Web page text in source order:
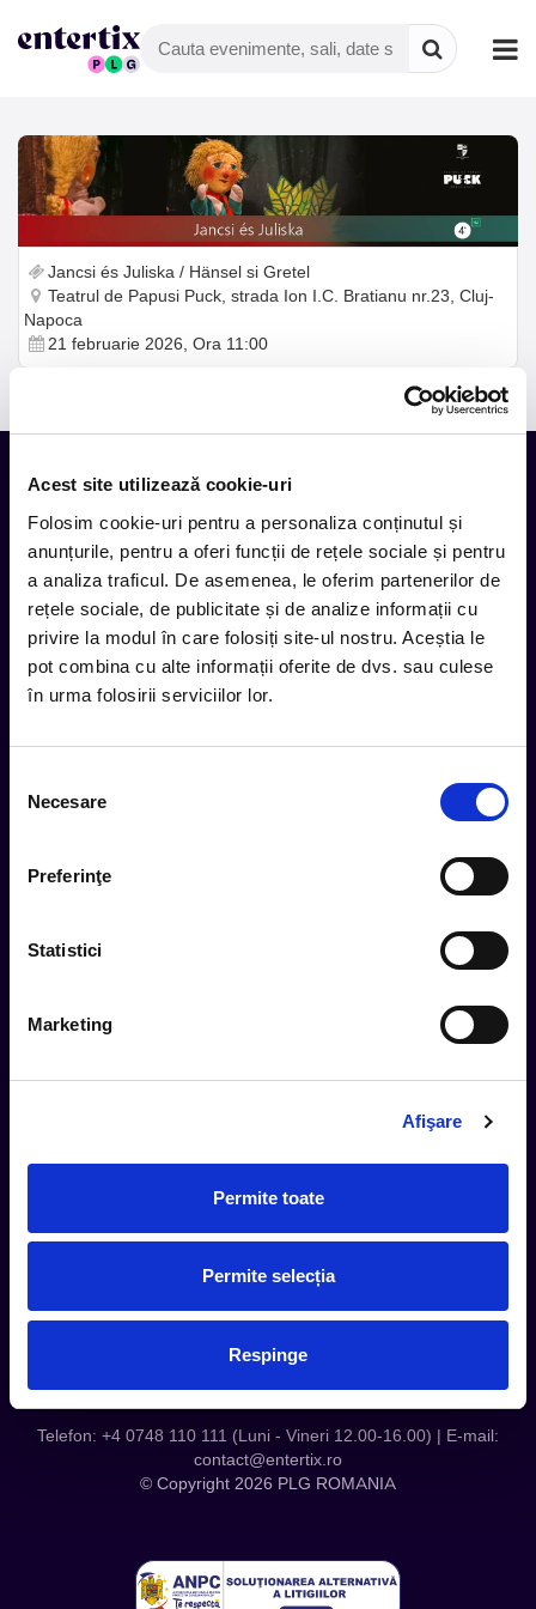
Acest site utilizează cookie-uri
Folosim cookie-uri pentru a personaliza conținutul și
anunțurile, pentru a oferi funcții de rețele sociale și pentru
a analiza traficul. De asemenea, le oferim partenerilor de
rețele sociale, de publicitate și de analize informații cu
privire la modul în care folosiți site-ul nostru. Aceștia le
pot combina cu alte informații oferite de dvs. sau culese
în urma folosirii serviciilor lor.
consimțământului
Necesare
Preferinţe
Statistici
Marketing
Afişare
Permite toate
Permite selecția
Respinge
Jancsi és Juliska / Hänsel si Gretel
Teatrul de Papusi Puck, strada Ion I.C. Bratianu nr.23, Cluj-
Napoca
21 februarie 2026, Ora 11:00
Tot ce te intereseaza, direct in
inbox.
Aboneaza-te la newsletter-ul nostru, fii primul la care ajung
evenimentele noi.
Urmareste noutatile pe
Metode plata
Magazine partenere
Servicii Organizatori
Despre noi
Telefon: +4 0748 110 111 (Luni - Vineri 12.00-16.00) | E-mail:
contact@entertix.ro
© Copyright 2026 PLG ROMANIA